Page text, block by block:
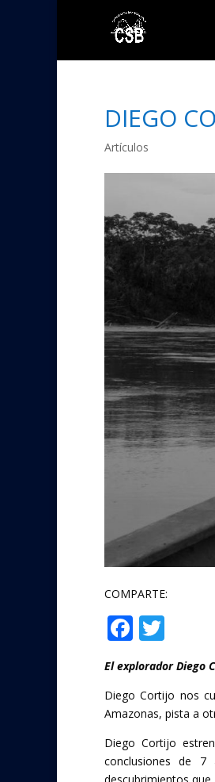
DIEGO
Artículos
COMPARTE:
F
ac
e
b
o
o
w
itt
er
El explorador Diego
Diego Cortijo nos
Amazonas, pista a
Diego Cortijo
conclusiones de 7